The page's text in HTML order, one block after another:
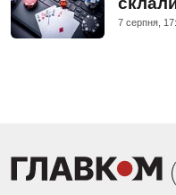
7 серпня,